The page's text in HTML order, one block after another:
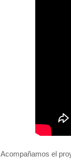
Acompañamos el